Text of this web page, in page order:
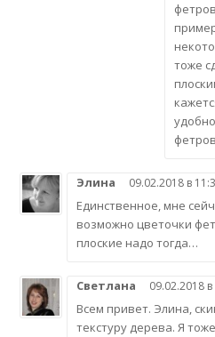
тоже
Элина 09.02.2018 в
Единственное, мне
возможно цветочки
плоские надо тогда…
Светлана 09.02.2018 в
Всем привет. Элина,
текстуру дерева. Я